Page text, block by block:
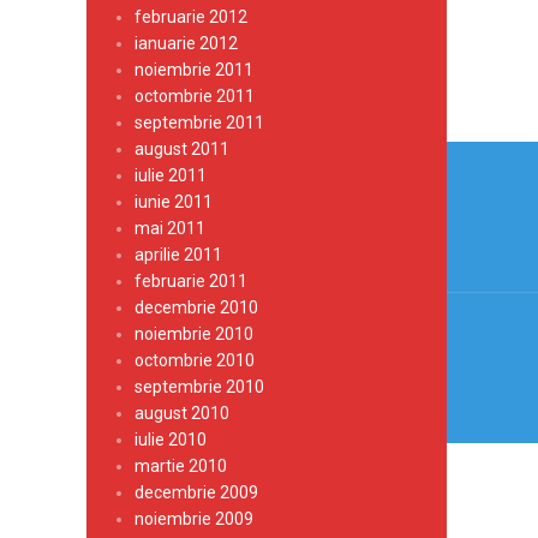
februarie 2012
ianuarie 2012
noiembrie 2011
octombrie 2011
septembrie 2011
august 2011
iulie 2011
iunie 2011
mai 2011
aprilie 2011
februarie 2011
decembrie 2010
noiembrie 2010
octombrie 2010
septembrie 2010
august 2010
iulie 2010
martie 2010
decembrie 2009
noiembrie 2009